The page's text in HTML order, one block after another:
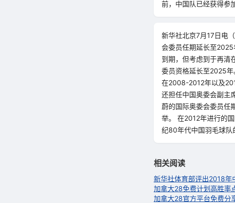
前，中国队已经获得参
新华社北京7月17日电
会委员任期延长至
到期，但考虑到于再清
委员资格延长至2025
在2008-2012年以及
还担任中国奥委会副主
蔚的国际奥委会委员任
举。 在2012年进行的
纪80年代中国羽毛球队
相关阅读
新华社体育部评出2018年
加拿大28免费计划高胜率
加拿大28官方平台免费分